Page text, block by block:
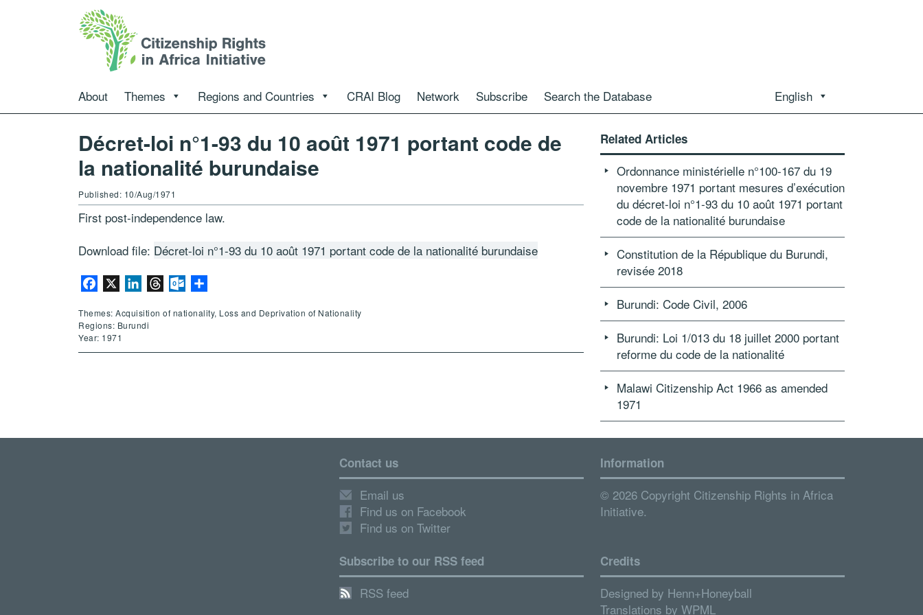
About Themes Regions and Countries CRAI Blog Network Subscribe Search the Database English
Décret-loi n°1-93 du 10 août 1971 portant code de
la nationalité burundaise
Published: 10/Aug/1971
First post-independence law.
Download file: Décret-loi n°1-93 du 10 août 1971 portant code de la nationalité burundaise
Facebook LinkedInThreadsOutlook.com
Themes: Acquisition of nationality, Loss and Deprivation of Nationality
Regions: Burundi
Year: 1971
Related Articles
Ordonnance ministérielle n°100-167 du 19
novembre 1971 portant mesures d’exécution
du décret-loi n°1-93 du 10 août 1971 portant
code de la nationalité burundaise
Constitution de la République du Burundi,
revisée 2018
Burundi: Code Civil, 2006
Burundi: Loi 1/013 du 18 juillet 2000 portant
reforme du code de la nationalité
Malawi Citizenship Act 1966 as amended
1971
Contact us
Email us
Find us on Facebook
Find us on Twitter
Subscribe to our RSS feed
RSS feed
Information
© 2026 Copyright Citizenship Rights in Africa
Initiative.
Credits
Designed by Henn+Honeyball
Translations by WPML